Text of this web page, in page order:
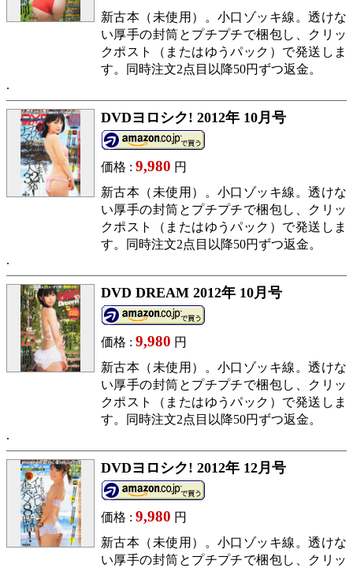
新古本（未使用）。小口ゾッキ線。透けな
い厚手の封筒とプチプチで梱包し、クリッ
クポスト（またはゆうパック）で発送しま
す。同時注文2点目以降50円ずつ返金。
DVDヨロシク! 2012年 10月号
価格 : 9,980 円
新古本（未使用）。小口ゾッキ線。透けな
い厚手の封筒とプチプチで梱包し、クリッ
クポスト（またはゆうパック）で発送しま
す。同時注文2点目以降50円ずつ返金。
DVD DREAM 2012年 10月号
価格 : 9,980 円
新古本（未使用）。小口ゾッキ線。透けな
い厚手の封筒とプチプチで梱包し、クリッ
クポスト（またはゆうパック）で発送しま
す。同時注文2点目以降50円ずつ返金。
DVDヨロシク! 2012年 12月号
価格 : 9,980 円
新古本（未使用）。小口ゾッキ線。透けな
い厚手の封筒とプチプチで梱包し、クリッ